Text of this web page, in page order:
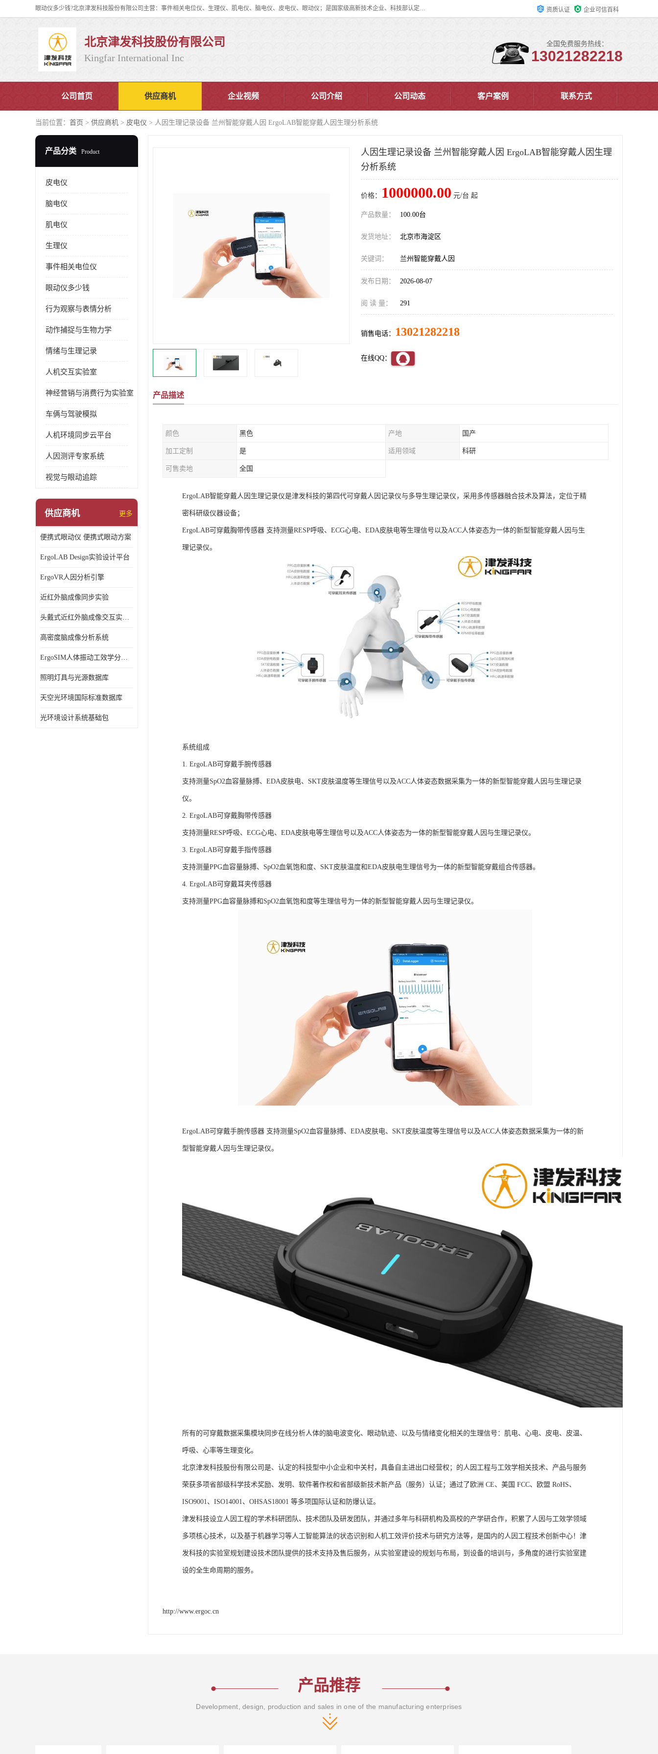
眼动仪多少钱?北京津发科技股份有限公司主营：事件相关电位仪、生理仪、肌电仪、脑电仪、皮电仪、眼动仪；是国家级高新技术企业、科技部认定的科技型中小企业和中关村高新技术企业，具备保密资格，具备自主进出口经营权；自主研发技术、产品与服务荣获多项省部级科学技术奖励、国家发明专利、国家软件著作权和省部级新技术新产品（服务）认证。 资质认证 企业可信百科
北京津发科技股份有限公司
Kingfar International Inc
全国免费服务热线：
13021282218
公司首页 供应商机 企业视频 公司介绍 公司动态 客户案例 联系方式
当前位置： 首页 > 供应商机 > 皮电仪 > 人因生理记录设备 兰州智能穿戴人因 ErgoLAB智能穿戴人因生理分析系统
产品分类 Product
皮电仪
脑电仪
肌电仪
生理仪
事件相关电位仪
眼动仪多少钱
行为观察与表情分析
动作捕捉与生物力学
情绪与生理记录
人机交互实验室
神经营销与消费行为实验室
车俩与驾驶模拟
人机环境同步云平台
人因测评专家系统
视觉与眼动追踪
供应商机 更多
便携式眼动仪 便携式眼动方案
ErgoLAB Design实验设计平台
ErgoVR人因分析引擎
近红外脑成像同步实验
头戴式近红外脑成像交互实验室
高密度脑成像分析系统
ErgoSIM人体振动工效学分析系统
照明灯具与光源数据库
天空光环境国际标准数据库
光环境设计系统基础包
人因生理记录设备 兰州智能穿戴人因 ErgoLAB智能穿戴人因生理
分析系统
价格： 1000000.00 元/台 起
产品数量： 100.00台
发货地址： 北京市海淀区
关键词： 兰州智能穿戴人因
发布日期： 2026-08-07
阅 读 量： 291
销售电话： 13021282218
在线QQ：
产品描述
颜色 黑色 产地 国产
加工定制 是 适用领域 科研
可售卖地 全国
ErgoLAB智能穿戴人因生理记录仪是津发科技的第四代可穿戴人因记录仪与多导生理记录仪，采用多传感器融合技术及算法，定位于精
密科研级仪器设备；
ErgoLAB可穿戴胸带传感器 支持测量RESP呼吸、ECG心电、EDA皮肤电等生理信号以及ACC人体姿态为一体的新型智能穿戴人因与生
理记录仪。
系统组成
1. ErgoLAB可穿戴手腕传感器
支持测量SpO2血容量脉搏、EDA皮肤电、SKT皮肤温度等生理信号以及ACC人体姿态数据采集为一体的新型智能穿戴人因与生理记录
仪。
2. ErgoLAB可穿戴胸带传感器
支持测量RESP呼吸、ECG心电、EDA皮肤电等生理信号以及ACC人体姿态为一体的新型智能穿戴人因与生理记录仪。
3. ErgoLAB可穿戴手指传感器
支持测量PPG血容量脉搏、SpO2血氧饱和度、SKT皮肤温度和EDA皮肤电生理信号为一体的新型智能穿戴组合传感器。
4. ErgoLAB可穿戴耳夹传感器
支持测量PPG血容量脉搏和SpO2血氧饱和度等生理信号为一体的新型智能穿戴人因与生理记录仪。
ErgoLAB可穿戴手腕传感器 支持测量SpO2血容量脉搏、EDA皮肤电、SKT皮肤温度等生理信号以及ACC人体姿态数据采集为一体的新
型智能穿戴人因与生理记录仪。
所有的可穿戴数据采集模块同步在线分析人体的脑电波变化、眼动轨迹、以及与情绪变化相关的生理信号：肌电、心电、皮电、皮温、
呼吸、心率等生理变化。
北京津发科技股份有限公司是、认定的科技型中小企业和中关村，具备自主进出口经营权；的人因工程与工效学相关技术、产品与服务
荣获多项省部级科学技术奖励、发明、软件著作权和省部级新技术新产品（服务）认证；通过了欧洲 CE、美国 FCC、欧盟 RoHS、
ISO9001、ISO14001、OHSAS18001 等多项国际认证和防爆认证。
津发科技设立人因工程的学术科研团队、技术团队及研发团队，并通过多年与科研机构及高校的产学研合作，积累了人因与工效学领域
多项核心技术，以及基于机器学习等人工智能算法的状态识别和人机工效评价技术与研究方法等，是国内的人因工程技术创新中心！津
发科技的实验室规划建设技术团队提供的技术支持及售后服务，从实验室建设的规划与布局，到设备的培训与，多角度的进行实验室建
设的全生命周期的服务。
http://www.ergoc.cn
产品推荐
Development, design, production and sales in one of the manufacturing enterprises